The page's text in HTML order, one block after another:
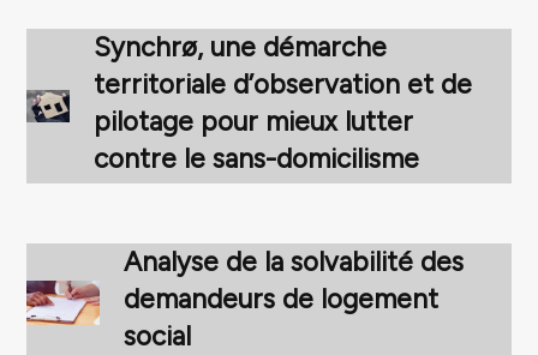
Synchrø, une démarche
territoriale d’observation et de
pilotage pour mieux lutter
contre le sans-domicilisme
Analyse de la solvabilité des
demandeurs de logement
social